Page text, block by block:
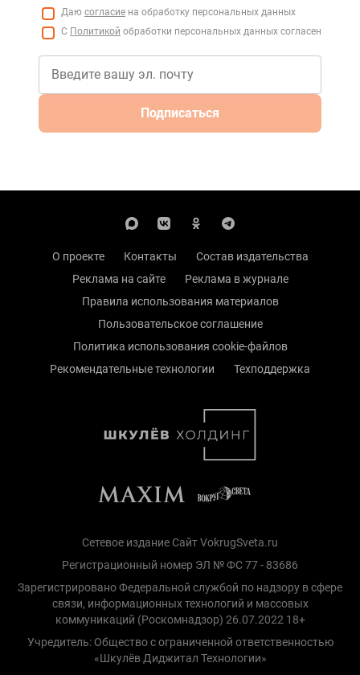
Даю согласие на обработку персональных данных
С Политикой обработки персональных данных согласен
Подписаться
О проекте Контакты
Состав издательства
Реклама на сайте
Реклама в журнале
Правила использования материалов
Пользовательское соглашение
Политика использования cookie-файлов
Рекомендательные технологии
Техподдержка
Сетевое издание Сайт VokrugSveta.ru
Регистрационный номер ЭЛ № ФС 77 - 83686
Зарегистрировано Федеральной службой по надзору в сфере
связи, информационных технологий и массовых
коммуникаций (Роскомнадзор) 26.07.2022 18+
Учредитель: Общество с ограниченной ответственностью
«Шкулёв Диджитал Технологии»